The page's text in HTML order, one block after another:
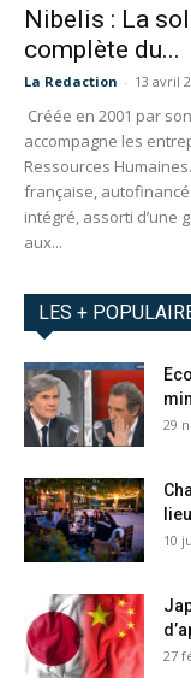
Nibelis : La
complète du...
La Redaction - 13 avril
Créée en 2001 par
accompagne les
Ressources
française,
intégré, assorti d’une
aux...
LES +
29
10
27